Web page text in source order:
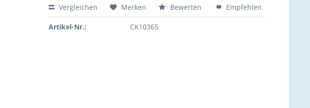
Vergleichen Merken Bewerten Empfehlen
Artikel-Nr.: CK10365